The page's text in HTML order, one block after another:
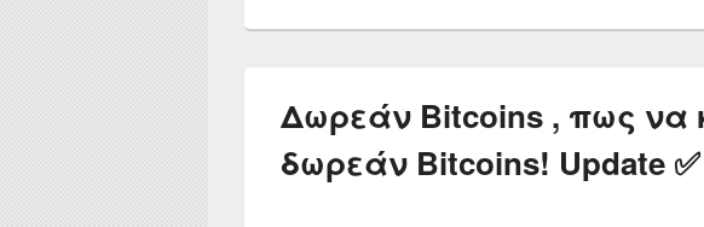
Δωρεάν Bitcoins , πως να
δωρεάν Bitcoins! Update ✅